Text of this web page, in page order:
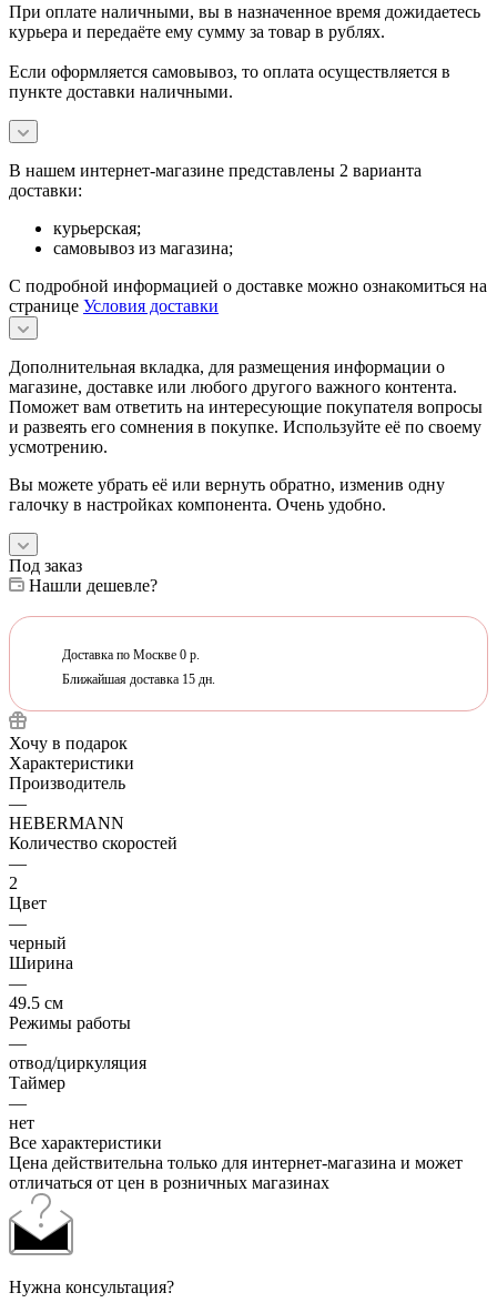
При оплате наличными, вы в назначенное время дожидаетесь
курьера и передаёте ему сумму за товар в рублях.
Если оформляется самовывоз, то оплата осуществляется в
пункте доставки наличными.
В нашем интернет-магазине представлены 2 варианта
доставки:
курьерская;
самовывоз из магазина;
С подробной информацией о доставке можно ознакомиться на
странице Условия доставки
Дополнительная вкладка, для размещения информации о
магазине, доставке или любого другого важного контента.
Поможет вам ответить на интересующие покупателя вопросы
и развеять его сомнения в покупке. Используйте её по своему
усмотрению.
Вы можете убрать её или вернуть обратно, изменив одну
галочку в настройках компонента. Очень удобно.
Под заказ
Нашли дешевле?
Доставка по Москве 0 р.
Ближайшая доставка 15 дн.
Хочу в подарок
Характеристики
Производитель
—
HEBERMANN
Количество скоростей
—
2
Цвет
—
черный
Ширина
—
49.5 см
Режимы работы
—
отвод/циркуляция
Таймер
—
нет
Все характеристики
Цена действительна только для интернет-магазина и может
отличаться от цен в розничных магазинах
Нужна консультация?